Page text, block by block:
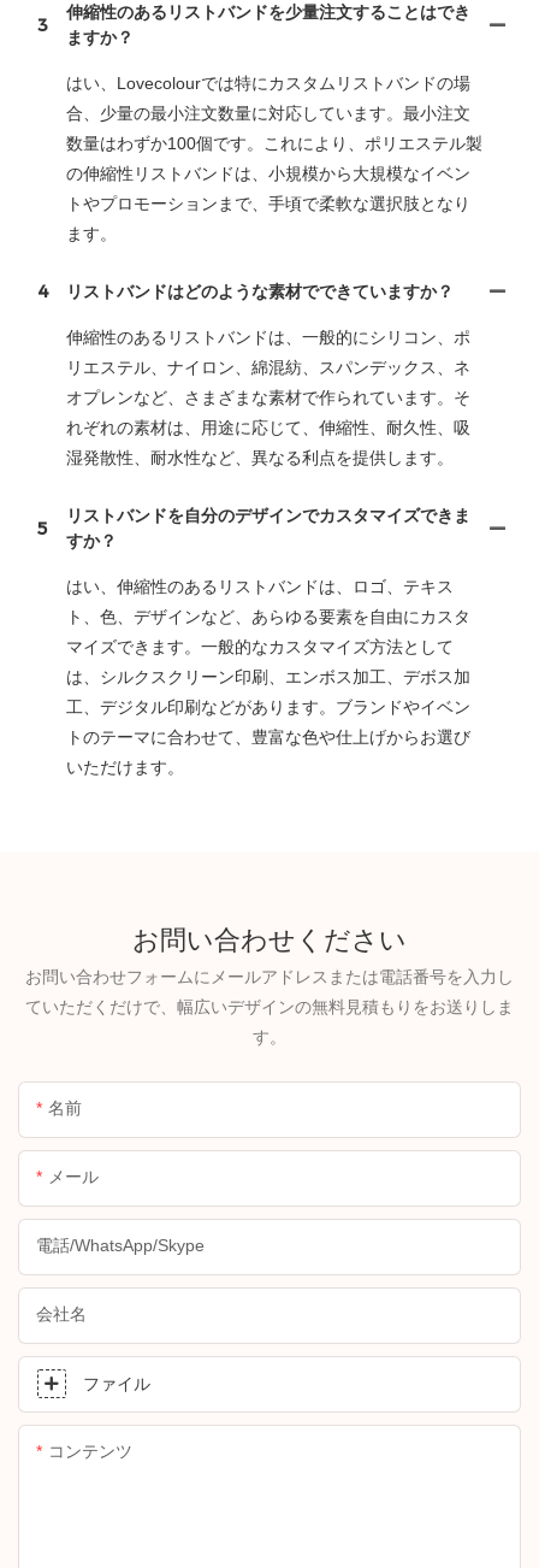
3
伸縮性のあるリストバンドを少量注文することはでき
ますか？
はい、Lovecolourでは特にカスタムリストバンドの場
合、少量の最小注文数量に対応しています。最小注文
数量はわずか100個です。これにより、ポリエステル製
の伸縮性リストバンドは、小規模から大規模なイベン
トやプロモーションまで、手頃で柔軟な選択肢となり
ます。
4 リストバンドはどのような素材でできていますか？
伸縮性のあるリストバンドは、一般的にシリコン、ポ
リエステル、ナイロン、綿混紡、スパンデックス、ネ
オプレンなど、さまざまな素材で作られています。そ
れぞれの素材は、用途に応じて、伸縮性、耐久性、吸
湿発散性、耐水性など、異なる利点を提供します。
5
リストバンドを自分のデザインでカスタマイズできま
すか？
はい、伸縮性のあるリストバンドは、ロゴ、テキス
ト、色、デザインなど、あらゆる要素を自由にカスタ
マイズできます。一般的なカスタマイズ方法として
は、シルクスクリーン印刷、エンボス加工、デボス加
工、デジタル印刷などがあります。ブランドやイベン
トのテーマに合わせて、豊富な色や仕上げからお選び
いただけます。
お問い合わせください
お問い合わせフォームにメールアドレスまたは電話番号を入力し
ていただくだけで、幅広いデザインの無料見積もりをお送りしま
す。
名前
メール
電話/WhatsApp/Skype
会社名
ファイル
コンテンツ